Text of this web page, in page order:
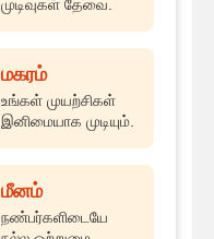
முடிவுகள் தேவை.
மகரம்
உங்கள் முயற்சிகள்
இனிமையாக முடியும்.
மீனம்
நண்பர்களிடையே